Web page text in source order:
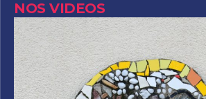
NOS VIDEOS